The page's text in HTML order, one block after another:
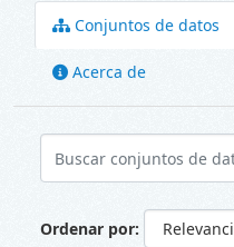
Conjuntos de datos
Acerca de
Ordenar por